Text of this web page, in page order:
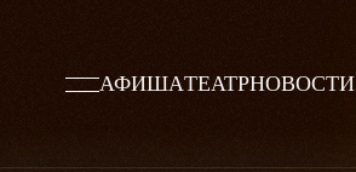
АФИШАТЕАТРНОВОСТИ